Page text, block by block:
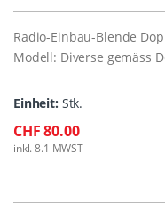
Radio-Einbau-Blende
Modell: Diverse gemäss
Einheit: Stk.
CHF 80.00
inkl. 8.1 MWST